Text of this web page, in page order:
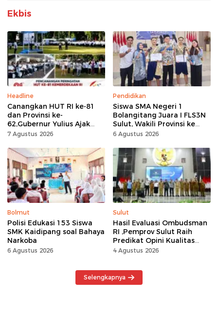
Ekbis
Headline
Canangkan HUT RI ke-81
dan Provinsi ke-
62,Gubernur Yulius Ajak
Seluruh Masyarakat
Kemerdekaan Momentum
Kerja Keras
7 Agustus 2026
Pendidikan
Siswa SMA Negeri 1
Bolangitang Juara I FLS3N
Sulut, Wakili Provinsi ke
Tingkat Nasional
6 Agustus 2026
Bolmut
Polisi Edukasi 153 Siswa
SMK Kaidipang soal Bahaya
Narkoba
6 Agustus 2026
Sulut
Hasil Evaluasi Ombudsman
RI ,Pemprov Sulut Raih
Predikat Opini Kualitas
Tinggi Tanpa
4 Agustus 2026
Selengkapnya